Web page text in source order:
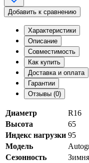
Добавить к сравнению
Характеристики
Описание
Совместимость
Как купить
Доставка и оплата
Гарантии
Отзывы (0)
Диаметр
R16
Высота
65
Индекс нагрузки 95
Модель
Сезонность